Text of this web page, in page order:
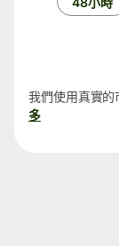
我們使用真實的
多